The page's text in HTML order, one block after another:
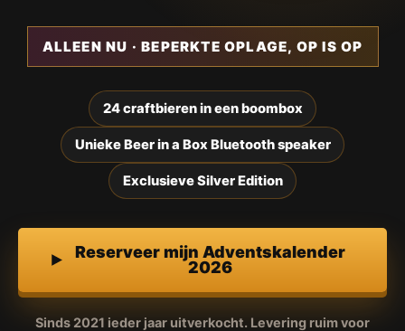
ALLEEN NU · BEPERKTE OPLAGE, OP IS OP
24 craftbieren in een boombox
Unieke Beer in a Box Bluetooth speaker
Exclusieve Silver Edition
Reserveer mijn Adventskalender
2026
Sinds 2021 ieder jaar uitverkocht. Levering ruim voor